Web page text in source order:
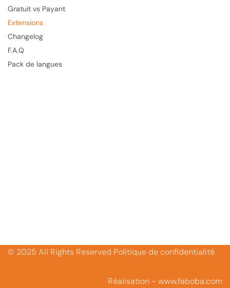
Gratuit vs Payant
Extensions
Changelog
F.A.Q
Pack de langues
© 2025 All Rights Reserved Politique de confidentialité
Réalisation - www.faboba.com